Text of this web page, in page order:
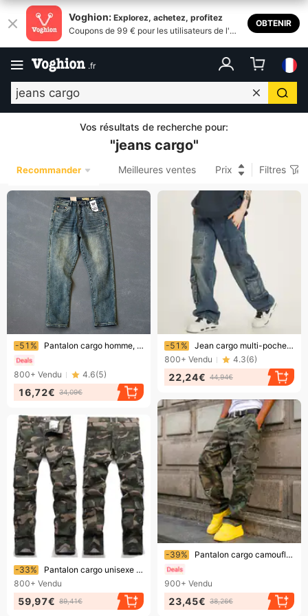
Voghion: Explorez, achetez, profitez
Coupons de 99 € pour les utilisateurs de l'ap
OBTENIR
.fr
Vos résultats de recherche pour:
"jeans cargo"
Recommander Meilleures ventes Prix Filtres
Bientôt la fin !
-51% Pantalon cargo homme, coupe ample, décontracté, long, style rétro tendance et polyvalent
800+ Vendu 4.6(5)
16,72€ 34,09€
Bientôt la fin !
-51%
Jean cargo multi-poches pour homme, coupe ample, coupe droite, coupe large, style rétro délavé
800+ Vendu 4.3(6)
22,24€ 44,94€
Bientôt la fin !
-39% Pantalon cargo camouflage pour homme – Vêtement de travail tactique vert militaire avec poches multiples, coupe droite et coton résistant (S-XXL)
900+ Vendu
23,45€ 38,26€
Bientôt la fin !
-33%
Pantalon cargo unisexe slim droit à motif camouflage décontracté pour homme, avec de multiples poches.
800+ Vendu
59,97€ 89,41€